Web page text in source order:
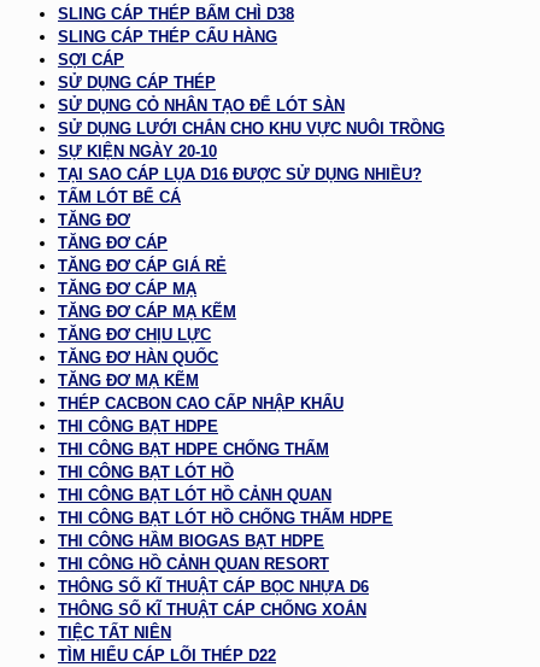
SLING CÁP THÉP BẤM CHÌ D38
SLING CÁP THÉP CẨU HÀNG
SỢI CÁP
SỬ DỤNG CÁP THÉP
SỬ DỤNG CỎ NHÂN TẠO ĐỂ LÓT SÀN
SỬ DỤNG LƯỚI CHẮN CHO KHU VỰC NUÔI TRỒNG
SỰ KIỆN NGÀY 20-10
TẠI SAO CÁP LỤA D16 ĐƯỢC SỬ DỤNG NHIỀU?
TẤM LÓT BỂ CÁ
TĂNG ĐƠ
TĂNG ĐƠ CÁP
TĂNG ĐƠ CÁP GIÁ RẺ
TĂNG ĐƠ CÁP MẠ
TĂNG ĐƠ CÁP MẠ KẼM
TĂNG ĐƠ CHỊU LỰC
TĂNG ĐƠ HÀN QUỐC
TĂNG ĐƠ MẠ KẼM
THÉP CACBON CAO CẤP NHẬP KHẨU
THI CÔNG BẠT HDPE
THI CÔNG BẠT HDPE CHỐNG THẤM
THI CÔNG BẠT LÓT HỒ
THI CÔNG BẠT LÓT HỒ CẢNH QUAN
THI CÔNG BẠT LÓT HỒ CHỐNG THẤM HDPE
THI CÔNG HẦM BIOGAS BẠT HDPE
THI CÔNG HỒ CẢNH QUAN RESORT
THÔNG SỐ KĨ THUẬT CÁP BỌC NHỰA D6
THÔNG SỐ KĨ THUẬT CÁP CHỐNG XOẮN
TIỆC TẤT NIÊN
TÌM HIỂU CÁP LÕI THÉP D22